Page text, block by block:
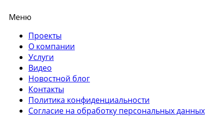
Меню
Проекты
О компании
Услуги
Видео
Новостной блог
Контакты
Политика конфиденциальности
Согласие на обработку персональных данных